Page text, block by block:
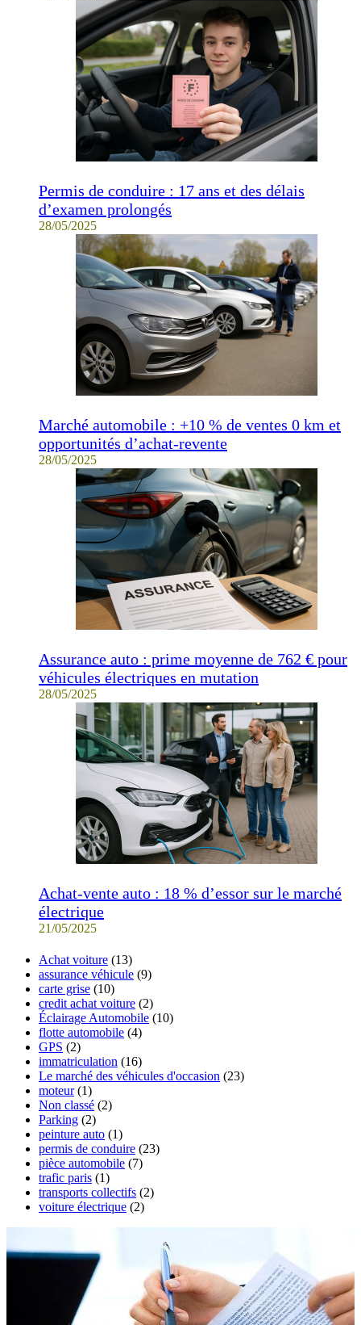
Permis de conduire : 17 ans et des délais
d’examen prolongés
28/05/2025
Marché automobile : +10 % de ventes 0 km et
opportunités d’achat-revente
28/05/2025
Assurance auto : prime moyenne de 762 € pour
véhicules électriques en mutation
28/05/2025
Achat-vente auto : 18 % d’essor sur le marché
électrique
21/05/2025
Achat voiture (13)
assurance véhicule (9)
carte grise (10)
credit achat voiture (2)
Éclairage Automobile (10)
flotte automobile (4)
GPS (2)
immatriculation (16)
Le marché des véhicules d'occasion (23)
moteur(1)
Non classé (2)
Parking (2)
peinture auto (1)
permis de conduire (23)
pièce automobile (7)
trafic paris (1)
transports collectifs (2)
voiture électrique (2)